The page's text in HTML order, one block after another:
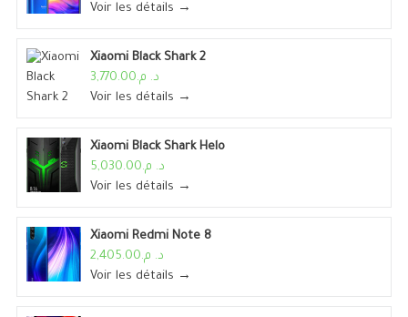
Voir les détails →
Xiaomi Black Shark 2
د. م.3,770.00
Voir les détails →
Xiaomi Black Shark Helo
د. م.5,030.00
Voir les détails →
Xiaomi Redmi Note 8
د. م.2,405.00
Voir les détails →